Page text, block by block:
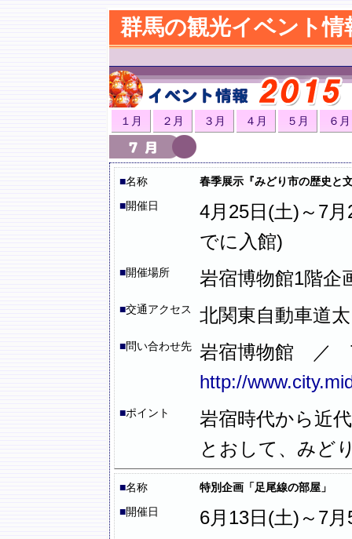
群馬の観光イベント情
１月 ２月 ３月 ４月 ５月 ６月
■名称
春季展示『みどり市の歴史と
■開催日
4月25日(土)～7
でに入館)
■開催場所 岩宿博物館1階企
■交通アクセス 北関東自動車道
■問い合わせ先
岩宿博物館 ／
http://
■ポイント
岩宿時代から近
とおして、みど
■名称
特別企画「足尾線の部屋」
■開催日 6月13日(土)～7